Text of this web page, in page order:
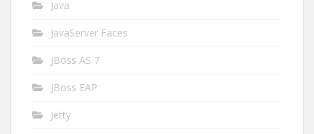
Java
JavaServer Faces
JBoss AS 7
JBoss EAP
Jetty